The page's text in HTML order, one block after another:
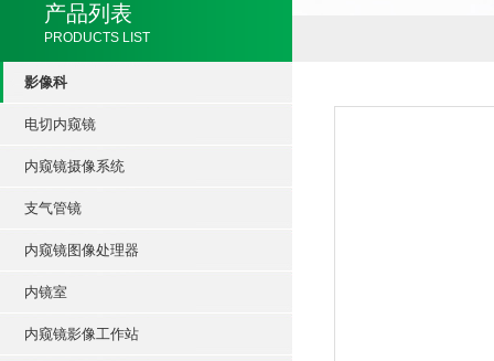
产品列表
PRODUCTS LIST
影像科
电切内窥镜
内窥镜摄像系统
支气管镜
内窥镜图像处理器
内镜室
内窥镜影像工作站